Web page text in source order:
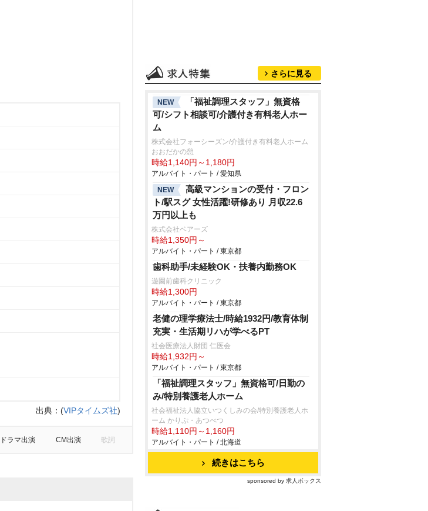
出典： (VIPタイムズ社)
ドラマ出演 CM出演 歌詞
さらに見る
NEW
「福祉調理スタッフ」無資格
可/シフト相談可/介護付き有料老人ホー
ム
株式会社フォーシーズン/介護付き有料老人ホーム
おおだかの憩
時給1,140円～1,180円
アルバイト・パート / 愛知県
NEW
高級マンションの受付・フロン
ト/駅スグ 女性活躍!研修あり 月収22.6
万円以上も
株式会社ベアーズ
時給1,350円～
アルバイト・パート / 東京都
歯科助手/未経験OK・扶養内勤務OK
遊園前歯科クリニック
時給1,300円
アルバイト・パート / 東京都
老健の理学療法士/時給1932円/教育体制
充実・生活期リハが学べるPT
社会医療法人財団 仁医会
時給1,932円～
アルバイト・パート / 東京都
「福祉調理スタッフ」無資格可/日勤の
み/特別養護老人ホーム
社会福祉法人協立いつくしみの会/特別養護老人ホ
ーム かりぷ・あつべつ
時給1,110円～1,160円
アルバイト・パート / 北海道
続きはこちら
sponsored by 求人ボックス